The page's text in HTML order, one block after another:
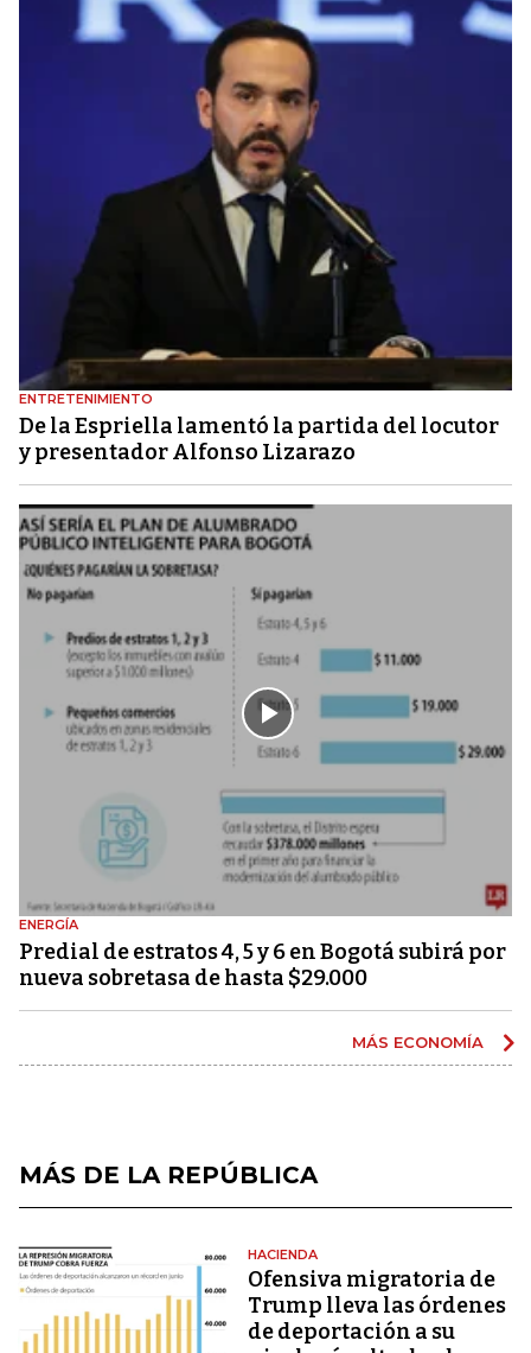
ENTRETENIMIENTO
De la Espriella lamentó la partida del locutor
y presentador Alfonso Lizarazo
ENERGÍA
Predial de estratos 4, 5 y 6 en Bogotá subirá por
nueva sobretasa de hasta $29.000
MÁS ECONOMÍA
MÁS DE LA REPÚBLICA
HACIENDA
Ofensiva migratoria de
Trump lleva las órdenes
de deportación a su